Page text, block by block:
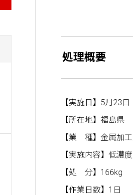
処理概要
【実施日】5月23日
【所在地】福島県
【業 種】金属加
【実施内容】低濃
【処 分】166kg
【作業日数】1日